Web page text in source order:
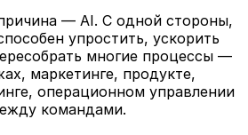
— AI. С одной стороны,
упростить, ускорить
многие процессы —
маркетинге, продукте,
операционном управлении
командами.